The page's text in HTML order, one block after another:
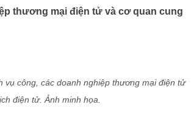
thương mại điện tử và cơ quan cung
vụ công, các doanh nghiệp thương mại điện tử
điện tử. Ảnh minh họa.